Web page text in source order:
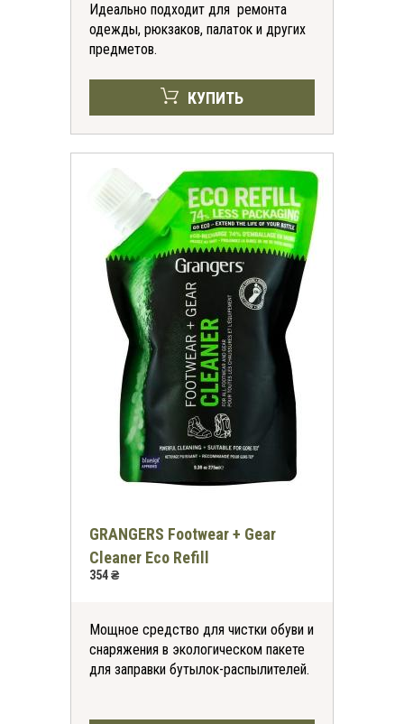
Идеально подходит для ремонта
одежды, рюкзаков, палаток и других
предметов.
КУПИТЬ
GRANGERS Footwear + Gear
Cleaner Eco Refill
354 ₴
Мощное средство для чистки обуви и
снаряжения в экологическом пакете
для заправки бутылок-распылителей.
-30%*
на все футболки